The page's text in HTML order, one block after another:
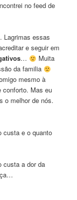
no feed de
Lagrimas essas
e seguir em
…
Muita
da familia
mesmo à
conforto. Mas eu
o melhor de nós.
custa e o quanto
custa a dor da